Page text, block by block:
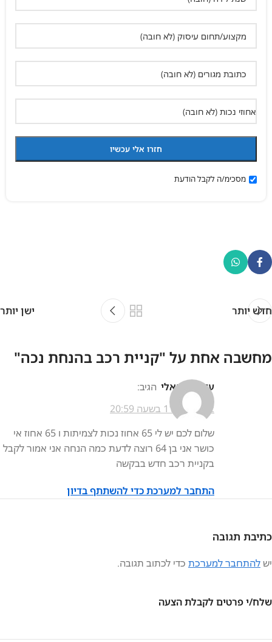
מסכימ/ה לקבל הודעת
חדש יותר ישן יותר
מחשבה אחת על "קניית רכב בהנחת נכה"
עזרא נתנאלי הגיב:
11/12/2022 בשעה 20:59
שלום לכם יש לי 65 אחוז נכות לצמיתות ו 65 אחוז אי
כושר אני בן 64 רוצה לדעת כמה הנחה אני אמור לקבל
בקניית רכב חדש בבקשה
התחבר למערכת כדי להשתתף בדיון
כתיבת תגובה
ישלהתחבר למערכת כדי לכתוב תגובה.
שלח/י פרטים לקבלת הצעה